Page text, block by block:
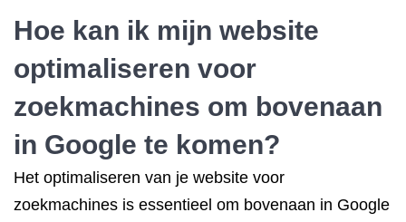
Hoe kan ik mijn website
optimaliseren voor
zoekmachines om bovenaan
in Google te komen?
Het optimaliseren van je website voor
zoekmachines is essentieel om bovenaan in Google